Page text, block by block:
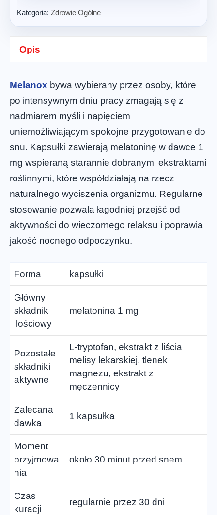
Kategoria: Zdrowie Ogólne
Opis
Melanox bywa wybierany przez osoby, które
po intensywnym dniu pracy zmagają się z
nadmiarem myśli i napięciem
uniemożliwiającym spokojne przygotowanie do
snu. Kapsułki zawierają melatoninę w dawce 1
mg wspieraną starannie dobranymi ekstraktami
roślinnymi, które współdziałają na rzecz
naturalnego wyciszenia organizmu. Regularne
stosowanie pozwala łagodniej przejść od
aktywności do wieczornego relaksu i poprawia
jakość nocnego odpoczynku.
Forma kapsułki
Główny
składnik
ilościowy
melatonina 1 mg
Pozostałe
składniki
aktywne
L-tryptofan, ekstrakt z liścia
melisy lekarskiej, tlenek
magnezu, ekstrakt z
męczennicy
Zalecana
dawka
1 kapsułka
Moment
przyjmowa
nia
około 30 minut przed snem
Czas
kuracji
regularnie przez 30 dni